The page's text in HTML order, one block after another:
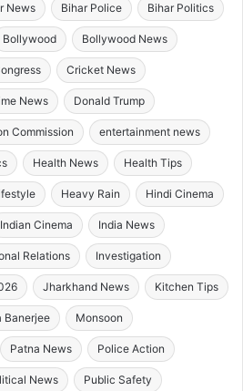
News Bihar Police Bihar Politics
Bollywood Bollywood News
Cricket News
News Donald Trump
Commission entertainment news
Health News Health Tips
Heavy Rain Hindi Cinema
Indian Cinema India News
Relations Investigation
Jharkhand News Kitchen Tips
Banerjee Monsoon
Patna News Police Action
News Public Safety